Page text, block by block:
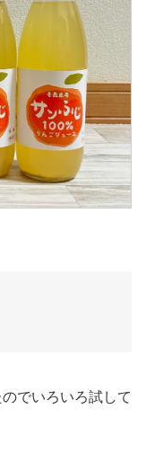
でいろいろ試して